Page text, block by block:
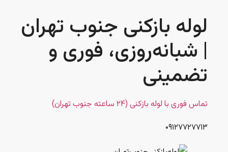
لوله بازکنی جنوب تهران
| شبانه‌روزی، فوری و
تضمینی
تماس فوری با لوله بازکنی (۲۴ ساعته جنوب تهران)
۰۹۱۲۷۷۲۷۷۱۳